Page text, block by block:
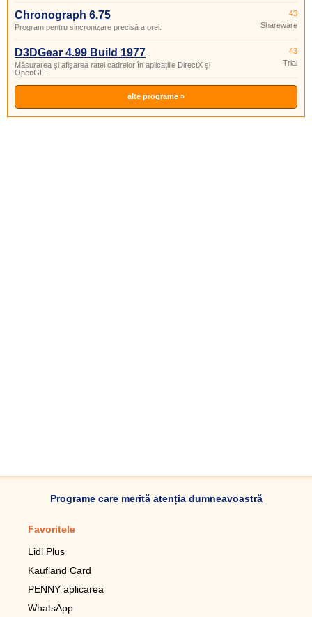
Chronograph 6.75
Program pentru sincronizare precisă a orei.
43
Shareware
D3DGear 4.99 Build 1977
Măsurarea și afișarea ratei cadrelor în aplicațiile DirectX și
OpenGL.
43
Trial
alte programe »
Programe care merită atenția dumneavoastră
Favoritele
Lidl Plus
Kaufland Card
PENNY aplicarea
WhatsApp